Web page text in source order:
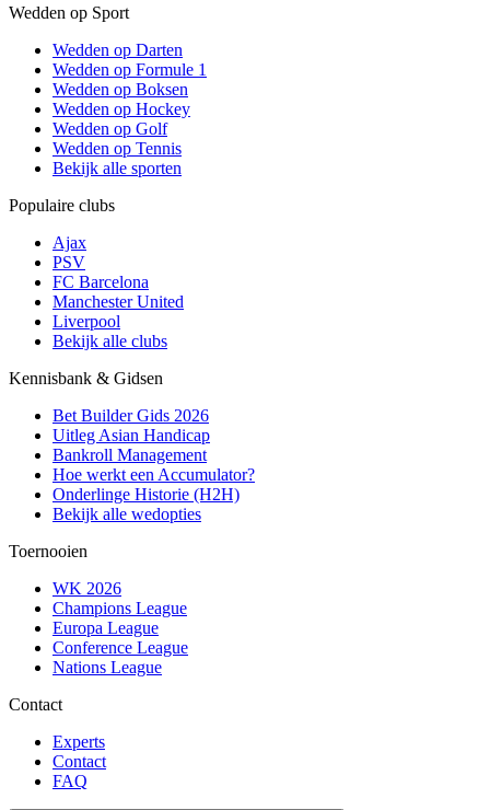
Wedden op Sport
Wedden op Darten
Wedden op Formule 1
Wedden op Boksen
Wedden op Hockey
Wedden op Golf
Wedden op Tennis
Bekijk alle sporten
Populaire clubs
Ajax
PSV
FC Barcelona
Manchester United
Liverpool
Bekijk alle clubs
Kennisbank & Gidsen
Bet Builder Gids 2026
Uitleg Asian Handicap
Bankroll Management
Hoe werkt een Accumulator?
Onderlinge Historie (H2H)
Bekijk alle wedopties
Toernooien
WK 2026
Champions League
Europa League
Conference League
Nations League
Contact
Experts
Contact
FAQ